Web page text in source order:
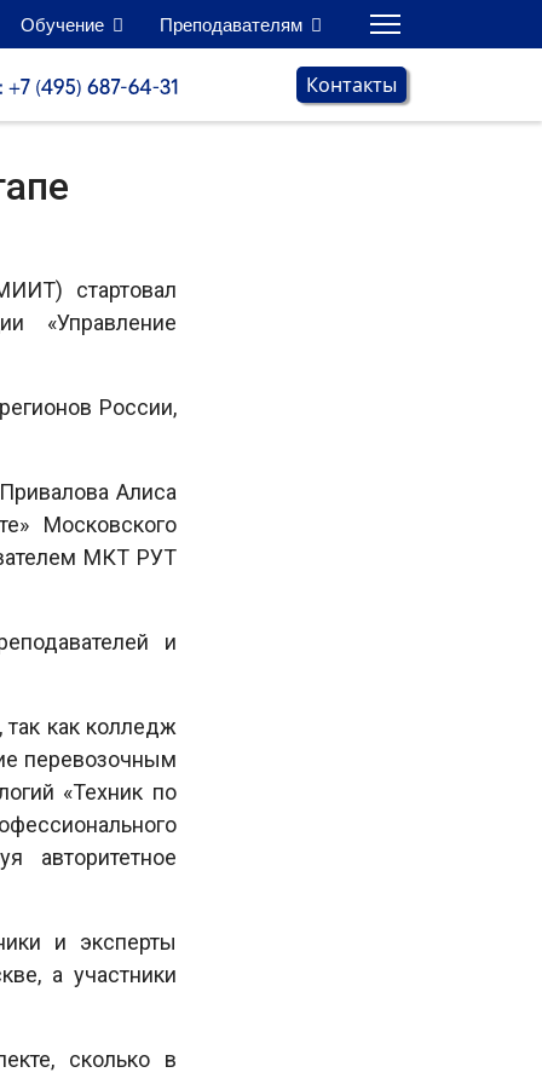
Обучение Преподавателям
Контакты
стартовал
«Управление
России,
Алиса
Московского
МКТ РУТ
и
как колледж
перевозочным
«Техник по
авторитетное
и эксперты
а участники
сколько в